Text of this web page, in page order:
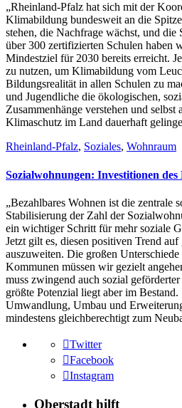
„Rheinland-Pfalz hat sich mit der
Klimabildung bundesweit an die
stehen, die Nachfrage wächst, und
über 300 zertifizierten Schulen haben
Mindestziel für 2030 bereits erreicht.
zu nutzen, um Klimabildung vom
Bildungsrealität in allen Schulen zu
und Jugendliche die ökologischen,
Zusammenhänge verstehen und
Klimaschutz im Land dauerhaft
Rheinland-Pfalz, Soziales, Wohnraum
Sozialwohnungen: Investitionen des
„Bezahlbares Wohnen ist die zentrale
Stabilisierung der Zahl der
ein wichtiger Schritt für mehr soziale
Jetzt gilt es, diesen positiven Trend
auszuweiten. Die großen
Kommunen müssen wir gezielt
muss zwingend auch sozial
größte Potenzial liegt aber im
Umwandlung, Umbau und
mindestens gleichberechtigt zum
Twitter
Facebook
Instagram
Oberstadt hilft